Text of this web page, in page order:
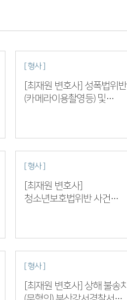
[ 형사 ]
[최재원 변호사] 성폭법위반
(카메라이용촬영등) 및
[ 형사 ]
[최재원 변호사]
청소년보호법위반 사건
[ 형사 ]
[최재원 변호사] 상해 불송치